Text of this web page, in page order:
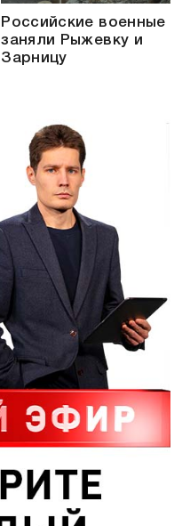
Российские военные
заняли Рыжевку и
Зарницу